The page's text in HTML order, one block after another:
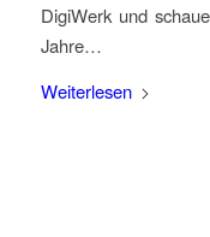
DigiWerk und
Jahre…
Weiterlesen